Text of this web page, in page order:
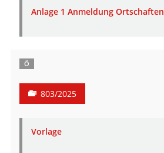
Anlage 1 Anmeldung Ortschaften
Ö
803/2025
Vorlage